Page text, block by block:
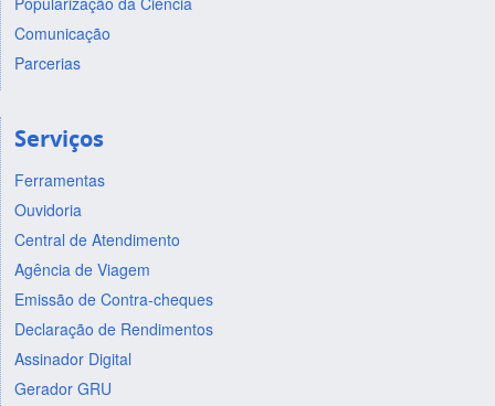
Comunicação
Parcerias
Serviços
Ferramentas
Ouvidoria
Central de Atendimento
Agência de Viagem
Emissão de Contra-cheques
Declaração de Rendimentos
Assinador Digital
Gerador GRU